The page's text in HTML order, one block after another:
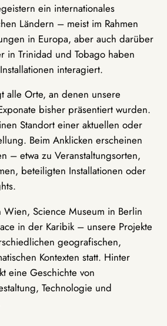
ein internationales
Ländern – meist im Rahmen
in Europa, aber auch darüber
in Trinidad und Tobago haben
interagiert.
alle Orte, an denen unsere
bisher präsentiert wurden.
Standort einer aktuellen oder
Beim Anklicken erscheinen
– etwa zu Veranstaltungsorten,
beteiligten Installationen oder
Science Museum in Berlin
in der Karibik – unsere Projekte
geografischen,
Kontexten statt. Hinter
eine Geschichte von
Technologie und